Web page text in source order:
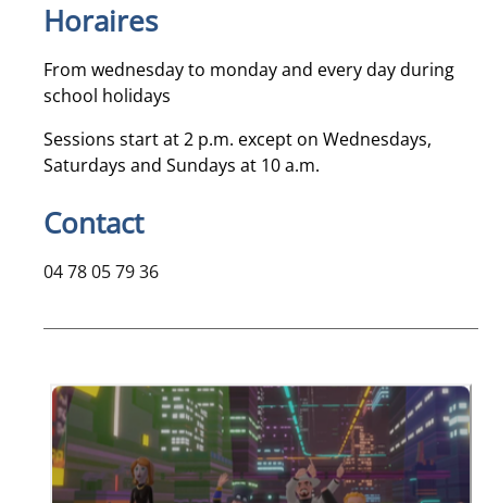
Horaires
From wednesday to monday and every day during
school holidays
Sessions start at 2 p.m. except on Wednesdays,
Saturdays and Sundays at 10 a.m.
Contact
04 78 05 79 36